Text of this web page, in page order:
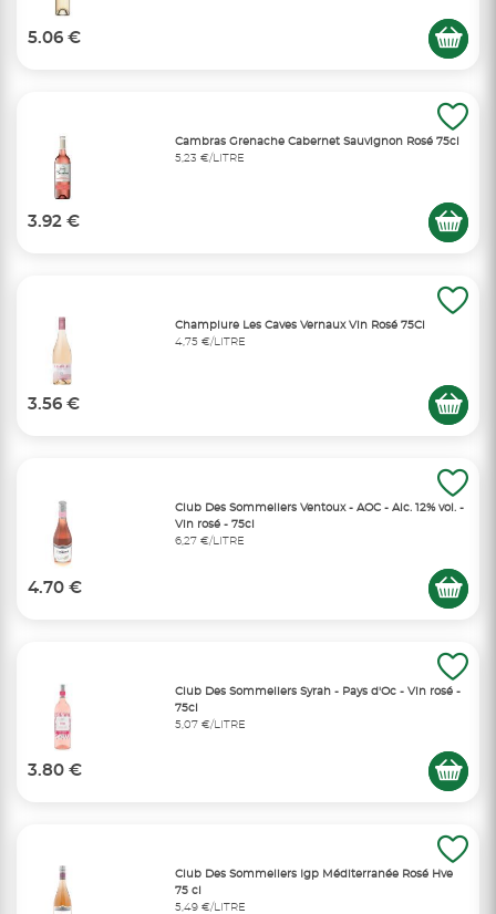
5.06 €
Cambras Grenache Cabernet Sauvignon Rosé 75cl
5,23 €/LITRE
3.92 €
Champlure Les Caves Vernaux Vin Rosé 75Cl
4,75 €/LITRE
3.56 €
Club Des Sommeliers Ventoux - AOC - Alc. 12% vol. -
Vin rosé - 75cl
6,27 €/LITRE
4.70 €
Club Des Sommeliers Syrah - Pays d'Oc - Vin rosé -
75cl
5,07 €/LITRE
3.80 €
Club Des Sommeliers Igp Méditerranée Rosé Hve
75 cl
5,49 €/LITRE